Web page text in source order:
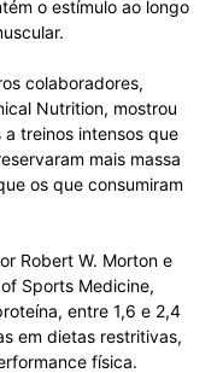
o estímulo ao longo
colaboradores,
Nutrition, mostrou
treinos intensos que
mais massa
os que consumiram
Robert W. Morton e
Sports Medicine,
entre 1,6 e 2,4
em dietas restritivas,
física.